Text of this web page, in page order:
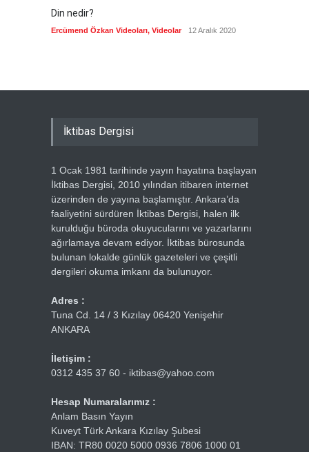
Din nedir?
Ercümend Özkan Videoları, Videolar 12 Aralık 2020
İktibas Dergisi
1 Ocak 1981 tarihinde yayın hayatına başlayan
İktibas Dergisi, 2010 yılından itibaren internet
üzerinden de yayına başlamıştır. Ankara’da
faaliyetini sürdüren İktibas Dergisi, halen ilk
kurulduğu büroda okuyucularını ve yazarlarını
ağırlamaya devam ediyor. İktibas bürosunda
bulunan lokalde günlük gazeteleri ve çeşitli
dergileri okuma imkanı da bulunuyor.
Adres :
Tuna Cd. 14 / 3 Kızılay 06420 Yenişehir
ANKARA
İletişim :
0312 435 37 60 - iktibas@yahoo.com
Hesap Numaralarımız :
Anlam Basın Yayın
Kuveyt Türk Ankara Kızılay Şubesi
IBAN: TR80 0020 5000 0936 7806 1000 01